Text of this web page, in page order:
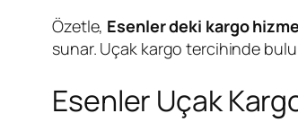
Özetle, Esenler deki kargo
sunar. Uçak kargo tercihinde
Esenler Uçak